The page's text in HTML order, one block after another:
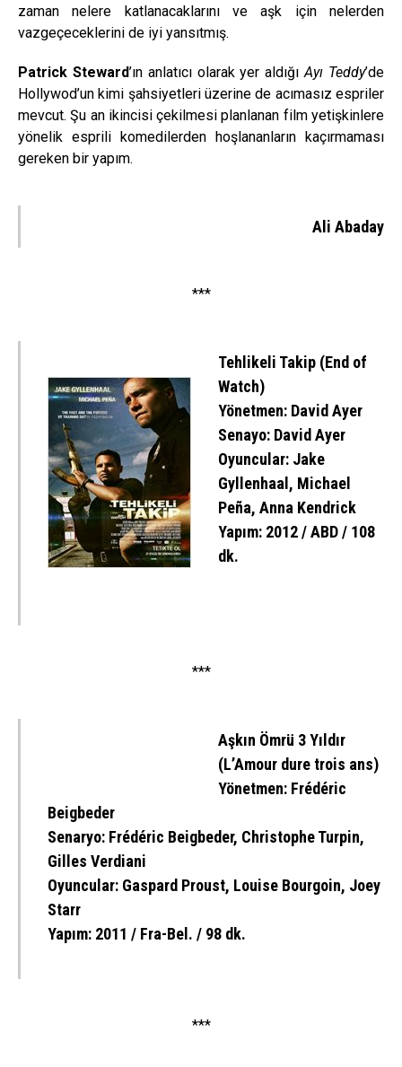
zaman nelere katlanacaklarını ve aşk için nelerden
vazgeçeceklerini de iyi yansıtmış.
Patrick Steward’ın anlatıcı olarak yer aldığıAyı Teddy’de
Hollywod’un kimi şahsiyetleri üzerine de acımasız espriler
mevcut. Şu an ikincisi çekilmesi planlanan film yetişkinlere
yönelik esprili komedilerden hoşlananların kaçırmaması
gereken bir yapım.
Ali Abaday
***
Tehlikeli Takip (End of
Watch)
Yönetmen: David Ayer
Senayo: David Ayer
Oyuncular: Jake
Gyllenhaal, Michael
Peña, Anna Kendrick
Yapım: 2012 / ABD / 108
dk.
***
Aşkın Ömrü 3 Yıldır
(L’Amour dure trois ans)
Yönetmen: Frédéric
Beigbeder
Senaryo: Frédéric Beigbeder, Christophe Turpin,
Gilles Verdiani
Oyuncular: Gaspard Proust, Louise Bourgoin, Joey
Starr
Yapım: 2011 / Fra-Bel. / 98 dk.
***